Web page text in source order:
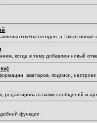
ответы сегодня, а также
когда в тему добавлен новый
аватаров, подписи,
редактировать папки сообщений и
функции